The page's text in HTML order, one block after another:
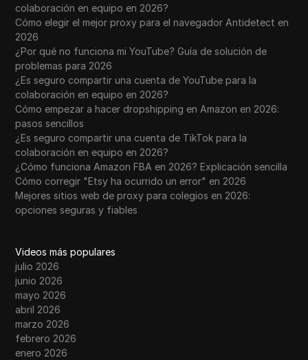
colaboración en equipo en 2026?
Cómo elegir el mejor proxy para el navegador Antidetect en
2026
¿Por qué no funciona mi YouTube? Guía de solución de
problemas para 2026
¿Es seguro compartir una cuenta de YouTube para la
colaboración en equipo en 2026?
Cómo empezar a hacer dropshipping en Amazon en 2026:
pasos sencillos
¿Es seguro compartir una cuenta de TikTok para la
colaboración en equipo en 2026?
¿Cómo funciona Amazon FBA en 2026? Explicación sencilla
Cómo corregir "Etsy ha ocurrido un error" en 2026
Mejores sitios web de proxy para colegios en 2026:
opciones seguras y fiables
Videos más populares
julio 2026
junio 2026
mayo 2026
abril 2026
marzo 2026
febrero 2026
enero 2026